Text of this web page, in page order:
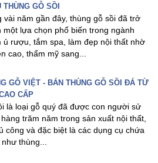
THÙNG GỖ SỒI
vài năm gần đây, thùng gỗ sồi đã trở
một lựa chọn phổ biến trong ngành
ủ rượu, tắm spa, làm đẹp nội thất nhờ
cao, thẩm mỹ sang...
GỖ VIỆT - BÁN THÙNG GỖ SỒI ĐÁ TỪ
CẤP
là loại gỗ quý đã được con người sử
trăm năm trong sản xuất nội thất,
công và đặc biệt là các dụng cụ chứa
thùng...